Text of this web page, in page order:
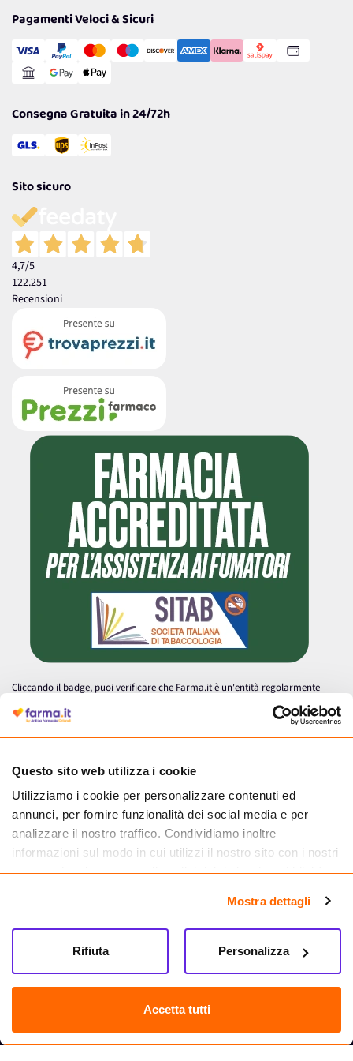
Questo sito web utilizza i cookie
Utilizziamo i cookie per personalizzare contenuti ed
annunci, per fornire funzionalità dei social media e per
analizzare il nostro traffico. Condividiamo inoltre
informazioni sul modo in cui utilizzi il nostro sito con i nostri
partner che si occupano di analisi dei dati web, pubblicità e
informazioni che hai fornito loro o che hanno raccolto dal
tuo utilizzo dei loro servizi.
Mostra dettagli
Accetta tutti
Personalizza
Rifiuta
Cookie Policy
Gestisci Cookie
Reso Facile e Veloce
Pagamenti Veloci & Sicuri
Consegna Gratuita in 24/72h
Sito sicuro
4,7/5
122.251
Recensioni
Cliccando il badge, puoi verificare che Farma.it è un'entità regolarmente
autorizzata dal Ministero della Salute a effettuare la vendita online di
medicinali.
Farma.it S.a.s. P. IVA 07417261216 REA: NA-884088
CREDITS
Sede legale Via delle Repubbliche Marinare 128, 80147 Napoli